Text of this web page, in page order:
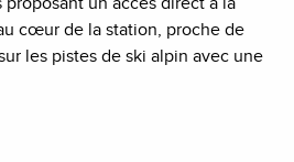
cœur de la station, proche de
les pistes de ski alpin avec une